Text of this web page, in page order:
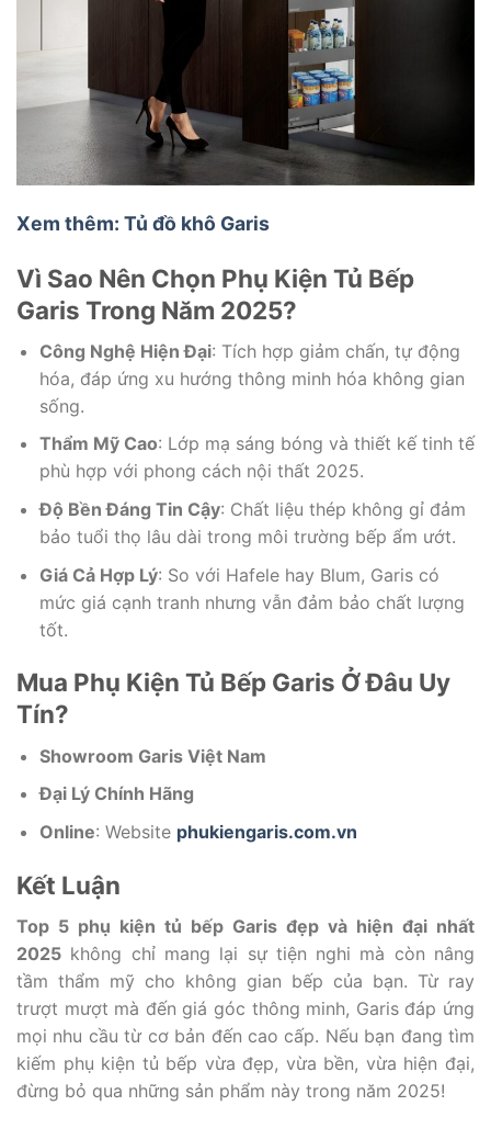
Xem thêm: Tủ đồ khô Garis
Vì Sao Nên Chọn Phụ Kiện Tủ Bếp
Garis Trong Năm 2025?
Công Nghệ Hiện Đại: Tích hợp giảm chấn, tự động
hóa, đáp ứng xu hướng thông minh hóa không gian
sống.
Thẩm Mỹ Cao: Lớp mạ sáng bóng và thiết kế tinh tế
phù hợp với phong cách nội thất 2025.
Độ Bền Đáng Tin Cậy: Chất liệu thép không gỉ đảm
bảo tuổi thọ lâu dài trong môi trường bếp ẩm ướt.
Giá Cả Hợp Lý: So với Hafele hay Blum, Garis có
mức giá cạnh tranh nhưng vẫn đảm bảo chất lượng
tốt.
Mua Phụ Kiện Tủ Bếp Garis Ở Đâu Uy
Tín?
Showroom Garis Việt Nam
Đại Lý Chính Hãng
Online: Website phukiengaris.com.vn
Kết Luận
Top 5 phụ kiện tủ bếp Garis đẹp và hiện đại nhất
2025 không chỉ mang lại sự tiện nghi mà còn nâng
tầm thẩm mỹ cho không gian bếp của bạn. Từ ray
trượt mượt mà đến giá góc thông minh, Garis đáp ứng
mọi nhu cầu từ cơ bản đến cao cấp. Nếu bạn đang tìm
kiếm phụ kiện tủ bếp vừa đẹp, vừa bền, vừa hiện đại,
đừng bỏ qua những sản phẩm này trong năm 2025!